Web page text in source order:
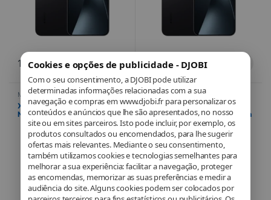
Cookies e opções de publicidade - DJOBI
Com o seu consentimento, a DJOBI pode utilizar
determinadas informações relacionadas com a sua
navegação e compras em www.djobi.fr para personalizar os
conteúdos e anúncios que lhe são apresentados, no nosso
site ou em sites parceiros. Isto pode incluir, por exemplo, os
produtos consultados ou encomendados, para lhe sugerir
ofertas mais relevantes. Mediante o seu consentimento,
também utilizamos cookies e tecnologias semelhantes para
melhorar a sua experiência: facilitar a navegação, proteger
as encomendas, memorizar as suas preferências e medir a
audiência do site. Alguns cookies podem ser colocados por
1.103,00€ 1.003,00€
Mobile,Mobile & Smartphone,
Telefonia
Xiaomi 17T Pro 12 Go / 256 Go
Noir conçu avec Leica – Écran
AMOLED 144 Hz et triple
capteur Leica 50 MP
Mobile, Mobile & Smartphone
Telefonia
Xiaomi 17T 12 Go / 512 Go
Violet conçu avec Leica – Écran
AMOLED 120 Hz et triple
capteur 50 MP